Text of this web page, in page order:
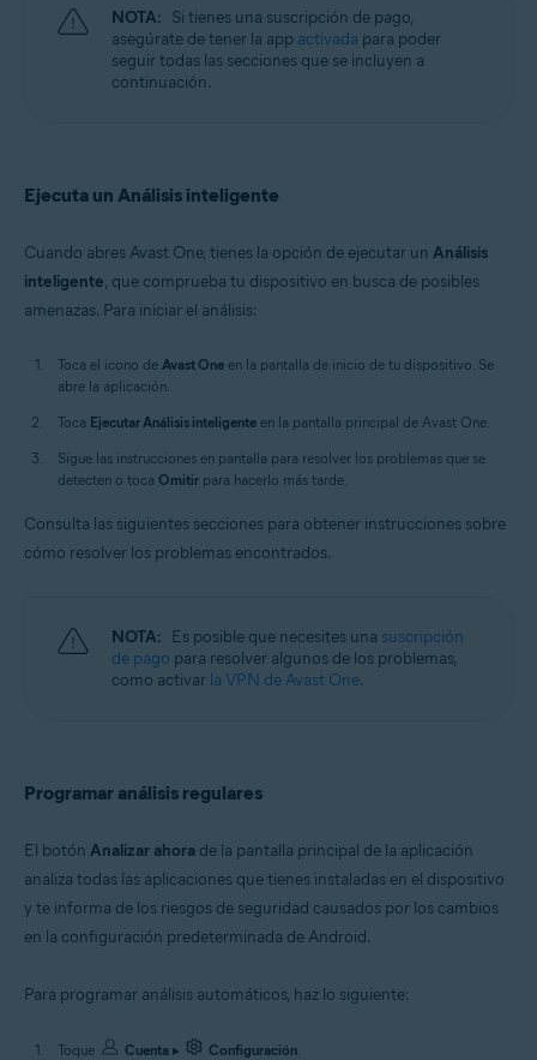
NOTA: Si tienes una suscripción de pago,
asegúrate de tener la app activada para poder
seguir todas las secciones que se incluyen a
continuación.
Ejecuta un Análisis inteligente
Cuando abres Avast One, tienes la opción de ejecutar un Análisis
inteligente, que comprueba tu dispositivo en busca de posibles
amenazas. Para iniciar el análisis:
Toca el icono de Avast One en la pantalla de inicio de tu dispositivo. Se
abre la aplicación.
Toca Ejecutar Análisis inteligente en la pantalla principal de Avast One.
Sigue las instrucciones en pantalla para resolver los problemas que se
detecten o toca Omitir para hacerlo más tarde.
Consulta las siguientes secciones para obtener instrucciones sobre
cómo resolver los problemas encontrados.
NOTA: Es posible que necesites una suscripción
de pago para resolver algunos de los problemas,
como activar la VPN de Avast One.
Programar análisis regulares
El botón Analizar ahora de la pantalla principal de la aplicación
analiza todas las aplicaciones que tienes instaladas en el dispositivo
y te informa de los riesgos de seguridad causados por los cambios
en la configuración predeterminada de Android.
Para programar análisis automáticos, haz lo siguiente:
Toque Cuenta ▸ Configuración.